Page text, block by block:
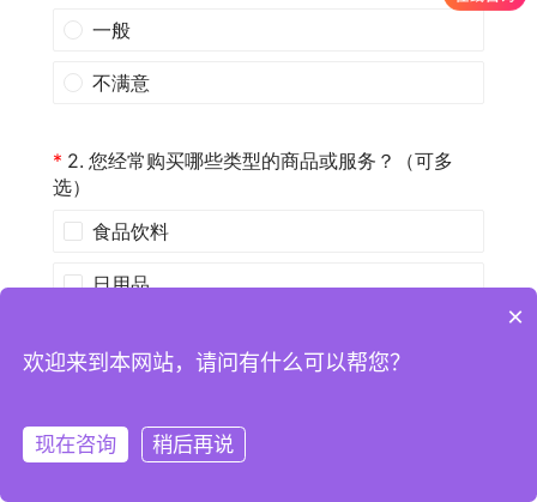
注册
×
欢迎来到本网站，请问有什么可以帮您？
现在咨询 稍后再说